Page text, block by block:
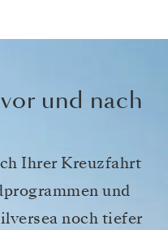
und nach
Ihrer Kreuzfahrt
und
noch tiefer